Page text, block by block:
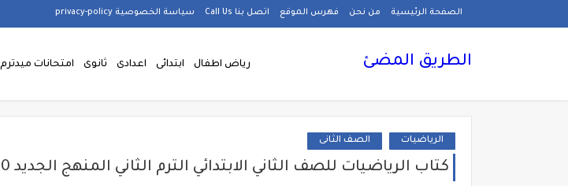
الصفحة الرئيسية من نحن فهرس الموقع اتصل بنا Call Us سياسة الخصوصية privacy-policy
الطريق المضئ رياض اطفال ابتدائى اعدادى ثانوى امتحانات ميدترم
الرياضيات الصف الثانى
كتاب الرياضيات للصف الثاني الابتدائي الترم الثاني المنهج الجديد 2020